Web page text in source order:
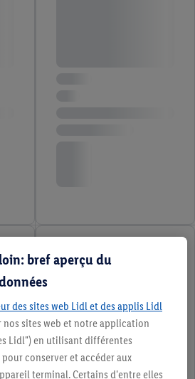
bref aperçu du
des sites web Lidl et des applis Lidl
sites web et notre application
Lidl") en utilisant différentes
conserver et accéder aux
terminal. Certains d'entre elles